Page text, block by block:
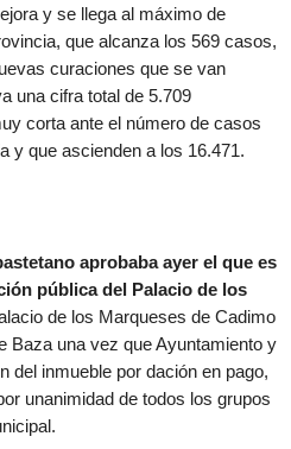
y se llega al máximo de
que alcanza los 569 casos,
curaciones que se van
una cifra total de 5.709
corta ante el número de casos
y que ascienden a los 16.471.
aprobaba ayer el que es
pública del Palacio de los
de los Marqueses de Cadimo
Baza una vez que Ayuntamiento y
del inmueble por dación en pago,
unanimidad de todos los grupos